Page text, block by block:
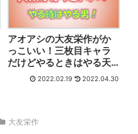
アオアシの大友栄作がか
っこいい！三枚目キャラ
だけどやるときはやる天
2022.02.19 2022.04.30
大友栄作